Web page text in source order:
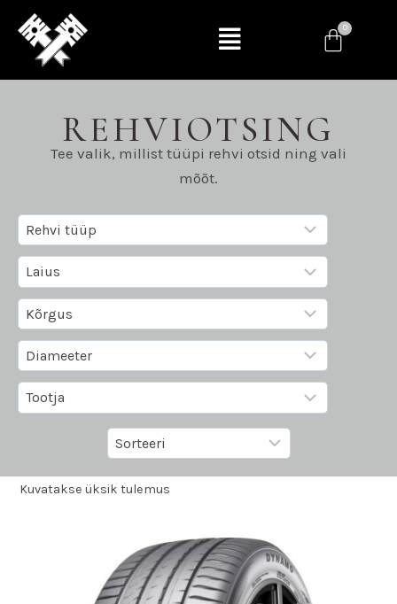
REHVIOTSING
Tee valik, millist tüüpi rehvi otsid ning vali
mõõt.
Kuvatakse üksik tulemus